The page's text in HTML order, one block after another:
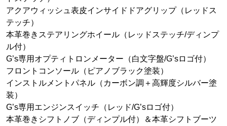
アクアウィッシュ表皮インサイドドアグリップ（レッドス
テッチ）
本革巻きステアリングホイール（レッドステッチ/ディンプ
ル付）
G’s専用オプティトロンメーター（白文字盤/G’sロゴ付）
フロントコンソール（ピアノブラック塗装）
インストルメントパネル（カーボン調＋高輝度シルバー塗
装）
G’s専用エンジンスイッチ（レッド/G’sロゴ付）
本革巻きシフトノブ（ディンプル付）＆本革シフトブーツ